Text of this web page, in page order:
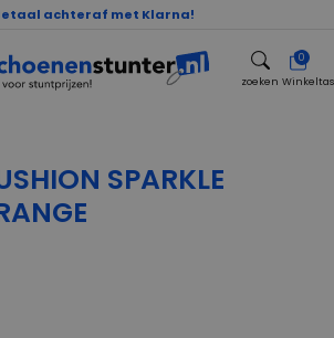
achteraf met Klarna!
zoeken
0
Winkeltas
SPARKLE